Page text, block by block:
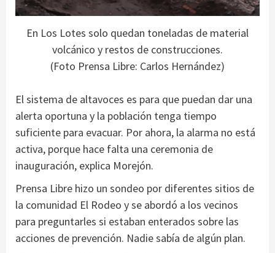
En Los Lotes solo quedan toneladas de material
volcánico y restos de construcciones.
(Foto Prensa Libre: Carlos Hernández)
El sistema de altavoces es para que puedan dar una
alerta oportuna y la población tenga tiempo
suficiente para evacuar. Por ahora, la alarma no está
activa, porque hace falta una ceremonia de
inauguración, explica Morejón.
Prensa Libre hizo un sondeo por diferentes sitios de
la comunidad El Rodeo y se abordó a los vecinos
para preguntarles si estaban enterados sobre las
acciones de prevención. Nadie sabía de algún plan.